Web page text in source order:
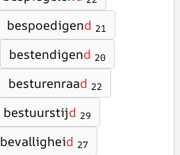
bespoedigend 21
bestendigend 20
besturenraad 22
bestuurstijd 29
bevalligheid 27